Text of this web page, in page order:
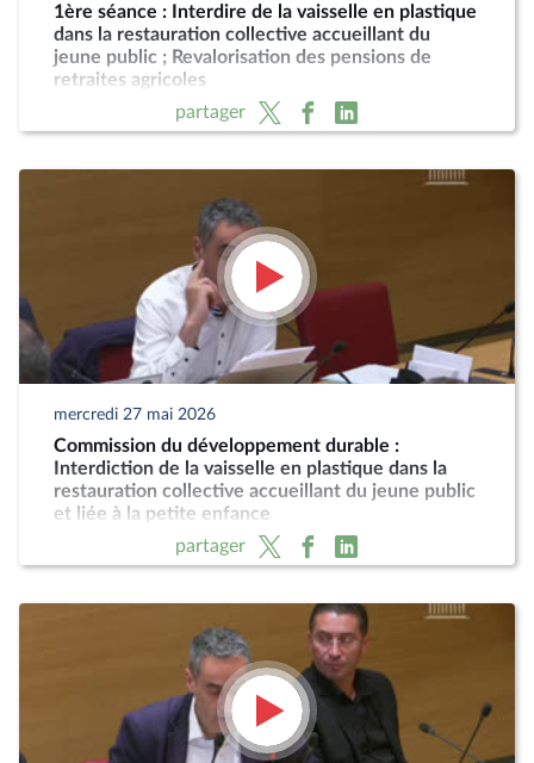
1ère séance : Interdire de la vaisselle en plastique
dans la restauration collective accueillant du
jeune public ; Revalorisation des pensions de
retraites agricoles
partager
mercredi 27 mai 2026
Commission du développement durable :
Interdiction de la vaisselle en plastique dans la
restauration collective accueillant du jeune public
et liée à la petite enfance
partager